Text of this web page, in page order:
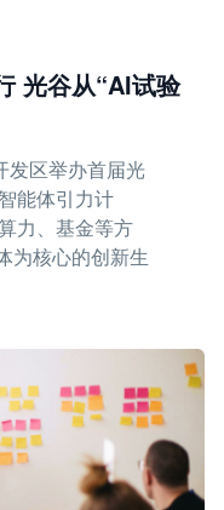
光谷从“AI试验
发区举办首届光
能体引力计
力、基金等方
为核心的创新生